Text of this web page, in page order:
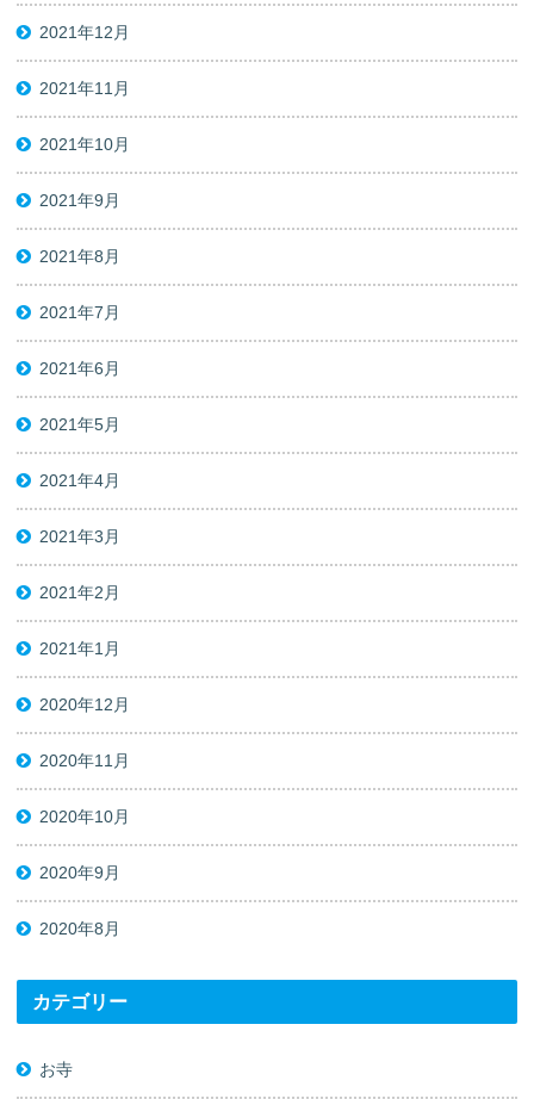
2021年12月
2021年11月
2021年10月
2021年9月
2021年8月
2021年7月
2021年6月
2021年5月
2021年4月
2021年3月
2021年2月
2021年1月
2020年12月
2020年11月
2020年10月
2020年9月
2020年8月
カテゴリー
お寺